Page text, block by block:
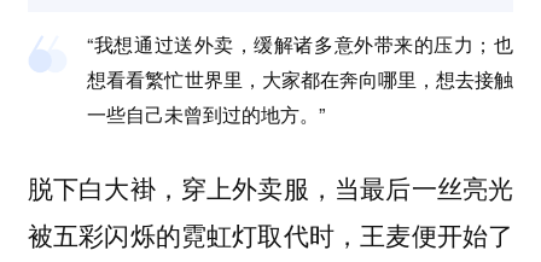
“我想通过送外卖，缓解诸多意外带来的压力；也
想看看繁忙世界里，大家都在奔向哪里，想去接触
一些自己未曾到过的地方。”
脱下白大褂，穿上外卖服，当最后一丝亮光
被五彩闪烁的霓虹灯取代时，王麦便开始了